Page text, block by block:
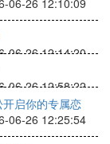
06-26 12:10:09
06-26 12:14:20
06-26 12:58:22
启你的专属恋
06-26 12:25:54